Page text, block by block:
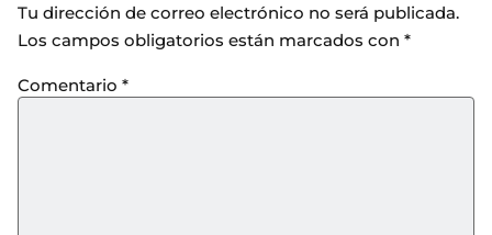
Tu dirección de correo electrónico no será publicada.
Los campos obligatorios están marcados con *
Comentario *